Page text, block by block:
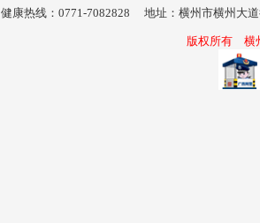
健康热线：0771-7082828 地址：横州市横州大
版权所有 横